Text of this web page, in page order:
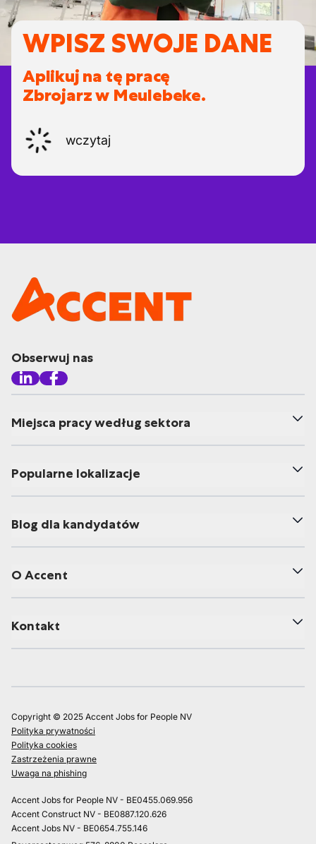
WPISZ SWOJE DANE
Aplikuj na tę pracę
Zbrojarz w Meulebeke.
wczytaj
Obserwuj nas
Miejsca pracy według sektora
Popularne lokalizacje
Blog dla kandydatów
O Accent
Kontakt
Copyright © 2025 Accent Jobs for People NV
Polityka prywatności
Polityka cookies
Zastrzeżenia prawne
Uwaga na phishing
Accent Jobs for People NV - BE0455.069.956
Accent Construct NV - BE0887.120.626
Accent Jobs NV - BE0654.755.146